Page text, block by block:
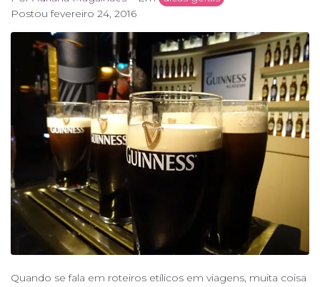
Postoufevereiro 24, 2016
Quando se fala em roteiros etílicos em viagens, muita coisa